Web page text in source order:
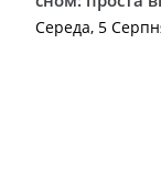
Середа, 5